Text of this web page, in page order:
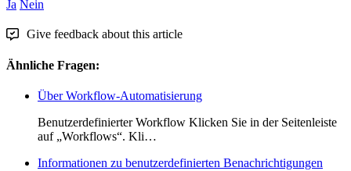
Ja Nein
Give feedback about this article
Ähnliche Fragen:
Über Workflow-Automatisierung
Benutzerdefinierter Workflow Klicken Sie in der Seitenleiste
auf „Workflows“. Kli…
Informationen zu benutzerdefinierten Benachrichtigungen